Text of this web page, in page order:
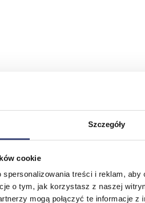
Szczegóły
cookie
treści i reklam, aby
o tym, jak korzystasz z naszej
mogą połączyć te informacje z